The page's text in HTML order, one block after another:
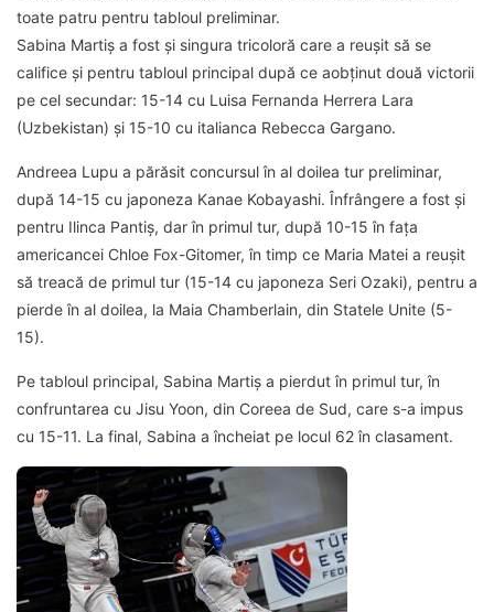
toate patru pentru tabloul preliminar.
Sabina Martiș a fost și singura tricoloră care a reușit să se
califice și pentru tabloul principal după ce aobținut două victorii
pe cel secundar: 15-14 cu Luisa Fernanda Herrera Lara
(Uzbekistan) și 15-10 cu italianca Rebecca Gargano.
Andreea Lupu a părăsit concursul în al doilea tur preliminar,
după 14-15 cu japoneza Kanae Kobayashi. Înfrângere a fost și
pentru Ilinca Pantiș, dar în primul tur, după 10-15 în fața
americancei Chloe Fox-Gitomer, în timp ce Maria Matei a reușit
să treacă de primul tur (15-14 cu japoneza Seri Ozaki), pentru a
pierde în al doilea, la Maia Chamberlain, din Statele Unite (5-
15).
Pe tabloul principal, Sabina Martiș a pierdut în primul tur, în
confruntarea cu Jisu Yoon, din Coreea de Sud, care s-a impus
cu 15-11. La final, Sabina a încheiat pe locul 62 în clasament.